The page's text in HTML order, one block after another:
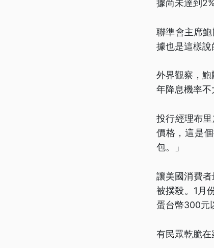
據尚未達到
聯準會主席
據也是這樣說
外界觀察，
年降息機率不
投行經理布
價格，這是
包。」
讓美國消費
被撲殺。1月
蛋台幣300元
有民眾乾脆在